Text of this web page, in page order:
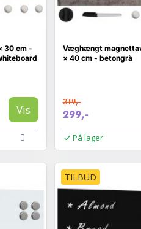
30 cm -
Vis
Væghængt
× 40 cm - betongrå
319,-
299,-
På lager
TILBUD